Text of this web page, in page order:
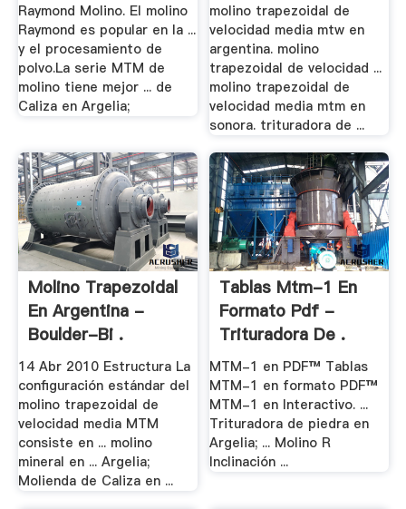
Raymond Molino. El molino
Raymond es popular en la ...
y el procesamiento de
polvo.La serie MTM de
molino tiene mejor ... de
Caliza en Argelia;
molino trapezoidal de
velocidad media mtw en
argentina. molino
trapezoidal de velocidad ...
molino trapezoidal de
velocidad media mtm en
sonora. trituradora de ...
Molino Trapezoidal
En Argentina -
Boulder-Bi .
14 Abr 2010 Estructura La
configuración estándar del
molino trapezoidal de
velocidad media MTM
consiste en ... molino
mineral en ... Argelia;
Molienda de Caliza en ...
Tablas Mtm-1 En
Formato Pdf -
Trituradora De .
MTM-1 en PDF™ Tablas
MTM-1 en formato PDF™
MTM-1 en Interactivo. ...
Trituradora de piedra en
Argelia; ... Molino R
Inclinación ...